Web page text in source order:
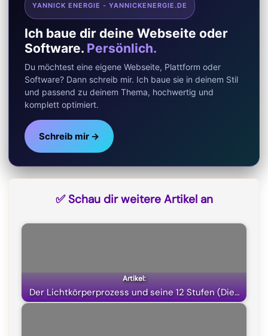
k
m
p
e
)
YANNICK ENERGIE - YANNICKENERGIE.DE
Ich baue dir deine Webseite oder
Software. Persönlich.
Du möchtest eine eigene Webseite, Plattform oder
Software? Dann schreib mir. Ich baue sie in deinem Stil
und passend zu deinem Thema, hochwertig und
komplett optimiert.
Schreib mir →
✅ Schau dir weitere Artikel an
Der Lichtkörperprozess und seine 12 Stufen (Die…